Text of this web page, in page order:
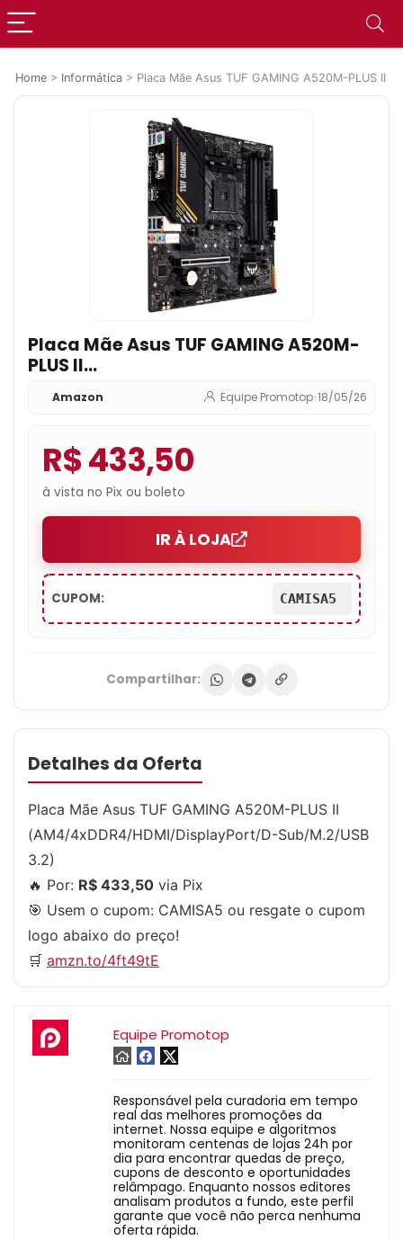
Home > Informática > Placa Mãe Asus TUF GAMING A520M-PLUS II
Placa Mãe Asus TUF GAMING A520M-
PLUS II
(AM4/4xDDR4/HDMI/DisplayPort/D-
Sub/M.2/USB 3.2)
Amazon Equipe Promotop•18/05/26
R$ 433,50
à vista no Pix ou boleto
IR À LOJA
CUPOM: CAMISA5
Compartilhar:
Detalhes da Oferta
Placa Mãe Asus TUF GAMING A520M-PLUS II
(AM4/4xDDR4/HDMI/DisplayPort/D-Sub/M.2/USB
3.2)
🔥 Por: R$ 433,50 via Pix
🎯 Usem o cupom: CAMISA5 ou resgate o cupom
logo abaixo do preço!
🛒 amzn.to/4ft49tE
Equipe Promotop
Responsável pela curadoria em tempo
real das melhores promoções da
internet. Nossa equipe e algoritmos
monitoram centenas de lojas 24h por
dia para encontrar quedas de preço,
cupons de desconto e oportunidades
relâmpago. Enquanto nossos editores
analisam produtos a fundo, este perfil
garante que você não perca nenhuma
oferta rápida.